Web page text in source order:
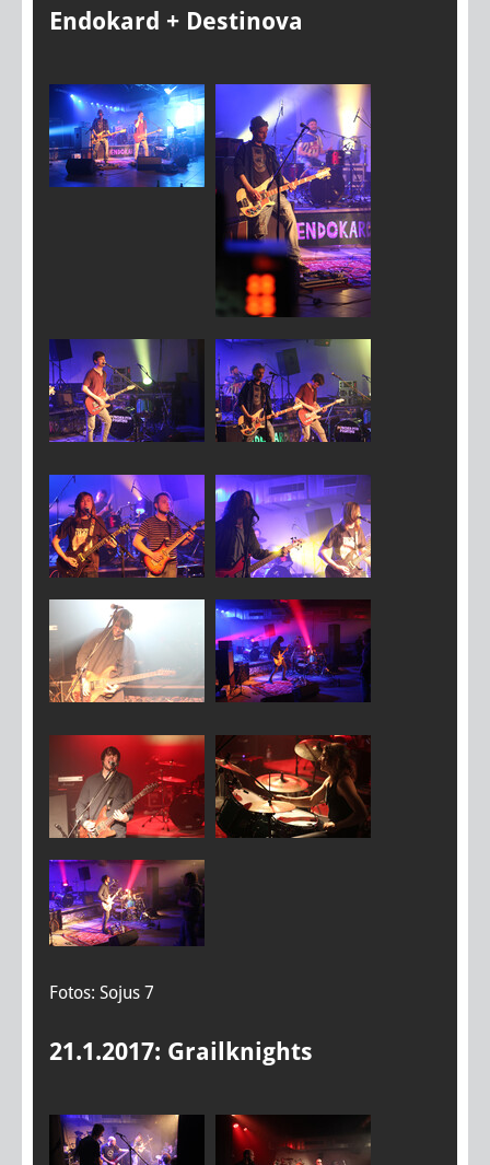
Endokard + Destinova
Fotos: Sojus 7
21.1.2017: Grailknights